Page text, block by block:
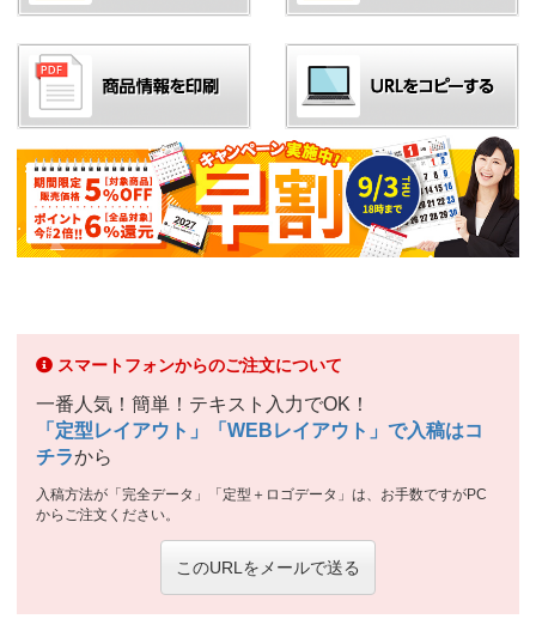
スマートフォンからのご注文について
一番人気！簡単！テキスト入力でOK！
「定型レイアウト」「WEBレイアウト」で入稿はコ
チラから
入稿方法が「完全データ」「定型＋ロゴデータ」は、お手数ですがPC
からご注文ください。
このURLをメールで送る